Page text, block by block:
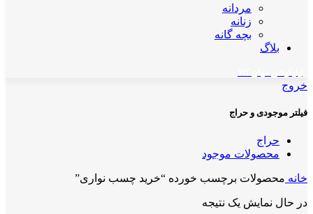
مردانه
زنانه
بچه گانه
بلاگ
خروج
فیلتر موجودی و حراج
حراج
محصولات موجود
خانه محصولات برچسب خورده “خرید چسب نواری”
در حال نمایش یک نتیجه